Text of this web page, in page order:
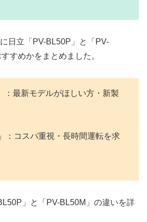
日立「PV-BL50P」と「PV-
すめかをまとめました。
」：最新モデルがほしい方・新製
」：コスパ重視・長時間運転を求
」と「PV-BL50M」の違いを詳